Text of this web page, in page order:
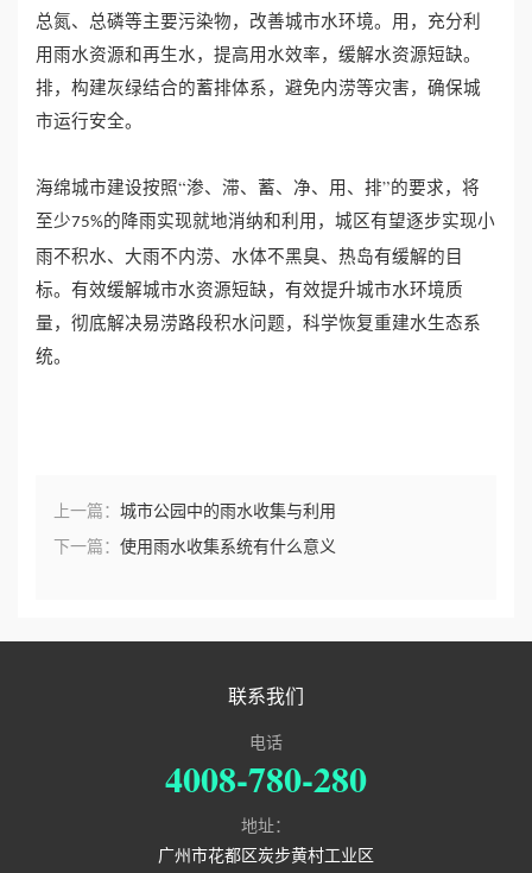
总氮、总磷等主要污染物，改善城市水环境。用，充分利
用雨水资源和再生水，提高用水效率，缓解水资源短缺。
排，构建灰绿结合的蓄排体系，避免内涝等灾害，确保城
市运行安全。
海绵城市建设按照“渗、滞、蓄、净、用、排”的要求，将
至少75%的降雨实现就地消纳和利用，城区有望逐步实现小
雨不积水、大雨不内涝、水体不黑臭、热岛有缓解的目
标。有效缓解城市水资源短缺，有效提升城市水环境质
量，彻底解决易涝路段积水问题，科学恢复重建水生态系
统。
上一篇： 城市公园中的雨水收集与利用
下一篇： 使用雨水收集系统有什么意义
联系我们
电话
4008-780-280
地址：
广州市花都区炭步黄村工业区